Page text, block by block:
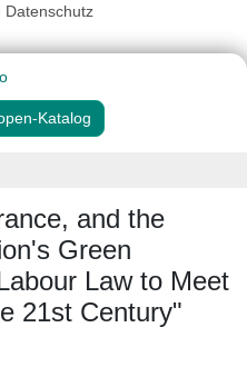
Datenschutz
Katalog
and the
Green
Law to Meet
21st Century"